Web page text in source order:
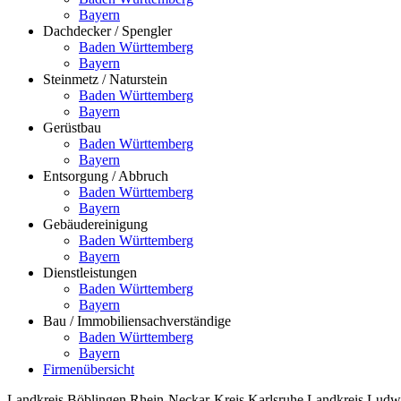
Bayern
Dachdecker / Spengler
Baden Württemberg
Bayern
Steinmetz / Naturstein
Baden Württemberg
Bayern
Gerüstbau
Baden Württemberg
Bayern
Entsorgung / Abbruch
Baden Württemberg
Bayern
Gebäudereinigung
Baden Württemberg
Bayern
Dienstleistungen
Baden Württemberg
Bayern
Bau / Immobiliensachverständige
Baden Württemberg
Bayern
Firmenübersicht